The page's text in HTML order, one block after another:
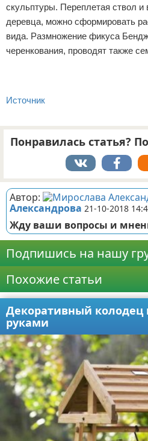
скульптуры. Переплетая ствол и
деревца, можно сформировать
вида. Размножение фикуса
черенкования, проводят также
Источник
Понравилась статья?
Автор:
Александрова 21-10-2018
Жду ваши вопросы и
Подпишись на нашу
Похожие статьи
Декоративный колодец
руками